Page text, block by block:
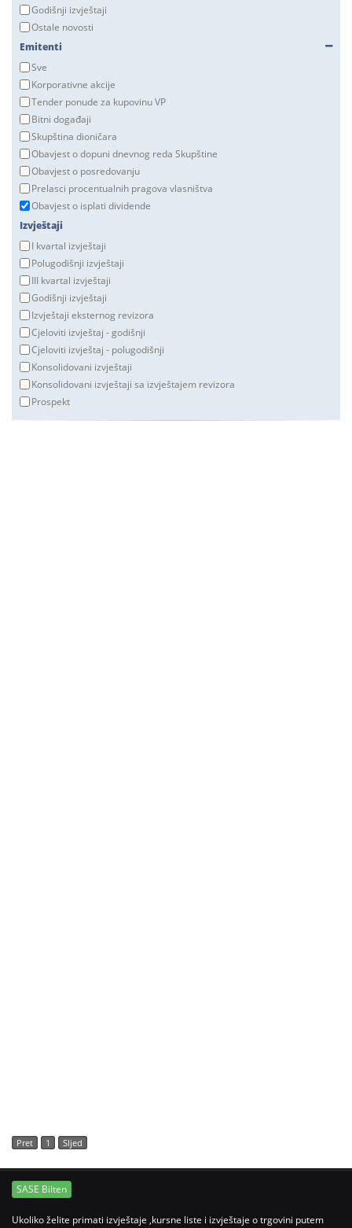
Godišnji izvještaji
Ostale novosti
Emitenti
Sve
Korporativne akcije
Tender ponude za kupovinu VP
Bitni događaji
Skupština dioničara
Obavjest o dopuni dnevnog reda Skupštine
Obavjest o posredovanju
Prelasci procentualnih pragova vlasništva
Obavjest o isplati dividende
Izvještaji
I kvartal izvještaji
Polugodišnji izvještaji
III kvartal izvještaji
Godišnji izvještaji
Izvještaji eksternog revizora
Cjeloviti izvještaj - godišnji
Cjeloviti izvještaj - polugodišnji
Konsolidovani izvještaji
Konsolidovani izvještaji sa izvještajem revizora
Prospekt
Pret 1 Sljed
SASE Bilten
Ukoliko želite primati izvještaje ,kursne liste i izvještaje o trgovini putem